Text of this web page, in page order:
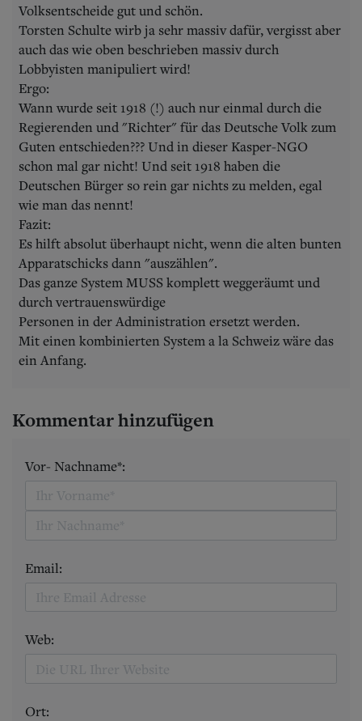
Volksentscheide gut und schön.
Torsten Schulte wirb ja sehr massiv dafür, vergisst aber
auch das wie oben beschrieben massiv durch
Lobbyisten manipuliert wird!
Ergo:
Wann wurde seit 1918 (!) auch nur einmal durch die
Regierenden und "Richter" für das Deutsche Volk zum
Guten entschieden??? Und in dieser Kasper-NGO
schon mal gar nicht! Und seit 1918 haben die
Deutschen Bürger so rein gar nichts zu melden, egal
wie man das nennt!
Fazit:
Es hilft absolut überhaupt nicht, wenn die alten bunten
Apparatschicks dann "auszählen".
Das ganze System MUSS komplett weggeräumt und
durch vertrauenswürdige
Personen in der Administration ersetzt werden.
Mit einen kombinierten System a la Schweiz wäre das
ein Anfang.
Kommentar hinzufügen
Vor- Nachname*:
Email:
Web:
Ort: